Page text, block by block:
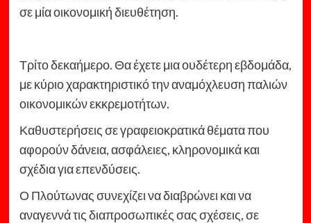
σε μία οικονομική διευθέτηση.
Τρίτο δεκαήμερο. Θα έχετε μια ουδέτερη εβδομάδα,
με κύριο χαρακτηριστικό την αναμόχλευση παλιών
οικονομικών εκκρεμοτήτων.
Καθυστερήσεις σε γραφειοκρατικά θέματα που
αφορούν δάνεια, ασφάλειες, κληρονομικά και
σχέδια για επενδύσεις.
Ο Πλούτωνας συνεχίζει να διαβρώνει και να
αναγεννά τις διαπροσωπικές σας σχέσεις, σε